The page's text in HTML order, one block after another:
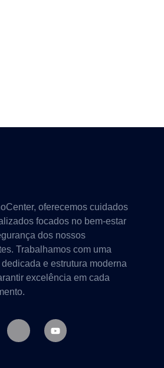
oferecemos cuidados
focados no bem-estar
dos nossos
Trabalhamos com uma
e estrutura moderna
excelência em cada